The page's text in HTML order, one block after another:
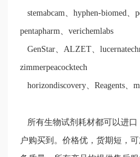
stemabcam 、hyphen-biomed 、
pentapharm 、verichemlabs
GenStar
ALZET 、
zimmerpeacocktech
horizondiscovery 、Reagents 、
所有生物试剂耗材都可以进
户购买到。价格优，货期短，